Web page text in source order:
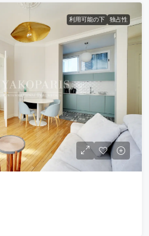
利用可能の下 独占性